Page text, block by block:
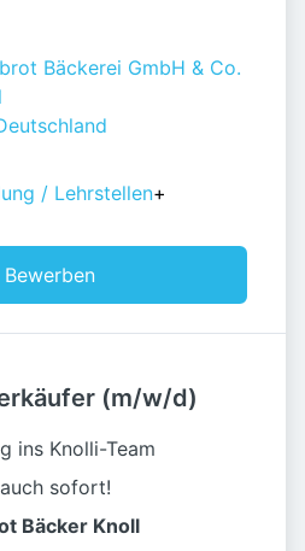
Bäckerei GmbH & Co.
/ Lehrstellen+
Bewerben
(m/w/d)
ins Knolli-Team
sofort!
Bäcker Knoll